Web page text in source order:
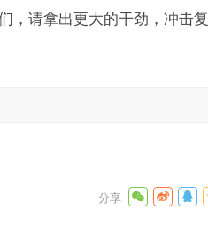
，请拿出更大的干劲，冲击复